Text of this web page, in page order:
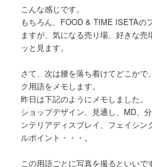
こんな感じです。
もちろん、FOOD & TIME ISETAの
ますが、気になる売り場、好きな
ッと見ます。
さて、次は腰を落ち着けてどこかで
ク用語をメモします。
昨日は下記のようにメモしました。
ショップデザイン、見通し、MD、
ンテリアディスプレイ、フェイシン
ルポイント・・・。
この用語ごとに写真を撮るといいで